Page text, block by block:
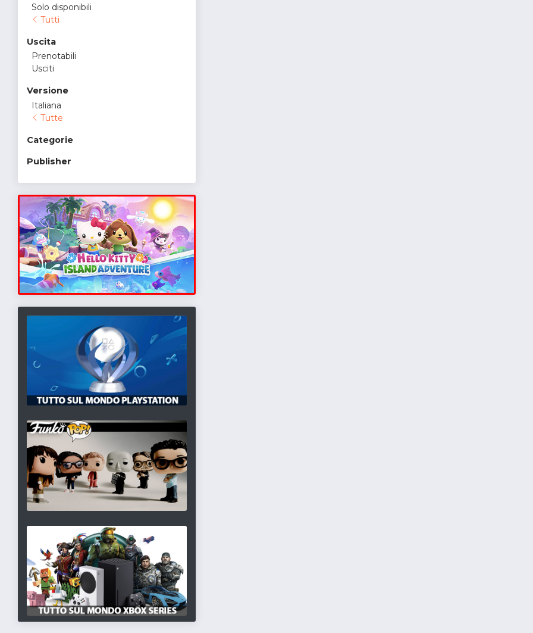
Solo disponibili
Tutti
Uscita
Prenotabili
Usciti
Versione
Italiana
Tutte
Categorie
Publisher